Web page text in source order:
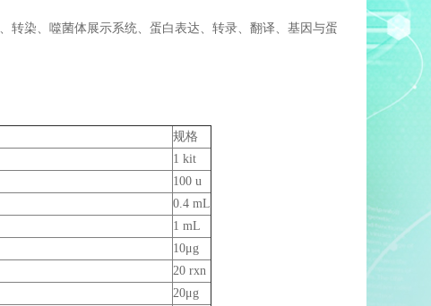
转染、噬菌体展示系统、蛋白表达、转录、翻译、基因与蛋
规格
1 kit
100 u
0.4 mL
1 mL
10μg
20 rxn
20μg